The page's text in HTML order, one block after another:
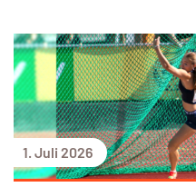
1. Juli 2026